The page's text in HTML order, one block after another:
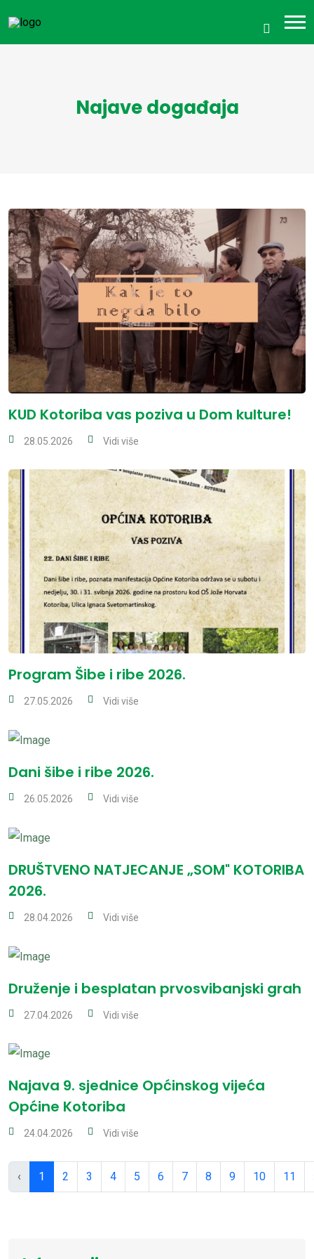
Najave događaja
KUD Kotoriba vas poziva u Dom kulture!
28.05.2026 Vidi više
Program Šibe i ribe 2026.
27.05.2026 Vidi više
Dani šibe i ribe 2026.
26.05.2026 Vidi više
DRUŠTVENO NATJECANJE „SOM" KOTORIBA
2026.
28.04.2026 Vidi više
Druženje i besplatan prvosvibanjski grah
27.04.2026 Vidi više
Najava 9. sjednice Općinskog vijeća
Općine Kotoriba
24.04.2026 Vidi više
‹ 1 2 3 4 5 6 7 8 9 10 11